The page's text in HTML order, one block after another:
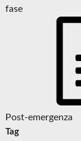
fase
Post-emergenza
Tag